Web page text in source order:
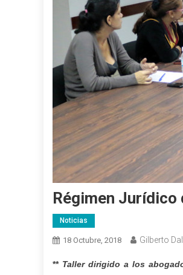
Régimen Jurídico
Noticias
18 Octubre, 2018 Gilberto
**Taller dirigido a los